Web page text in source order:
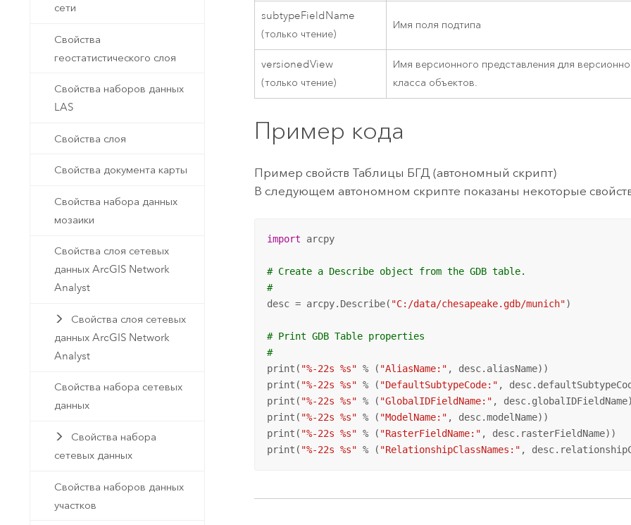
сети
Свойства
геостатистического слоя
Свойства наборов данных
LAS
Свойства слоя
Свойства документа карты
Свойства набора данных
мозаики
Свойства слоя сетевых
данных ArcGIS Network
Analyst
Свойства слоя сетевых
данных ArcGIS Network
Analyst
Свойства набора сетевых
данных
Свойства набора
сетевых данных
Свойства наборов данных
участков
subtypeFieldName
(только чтение)
Имя поля подтипа
versionedView
(только чтение)
Имя версионного представления для
класса объектов.
Пример кода
Пример свойств Таблицы БГД (автономный скрипт)
В следующем автономном скрипте показаны некоторые
import arcpy
# Create a Describe object from the GDB table.
#
desc = arcpy.Describe( "C:/data/chesapeake.gdb/munich")
# Print GDB Table properties
#
print( "%-22s %s" % ( "AliasName:" , desc.aliasName))
print( "%-22s %s" % ( "DefaultSubtypeCode:" ,
print( "%-22s %s" % ( "GlobalIDFieldName:" ,
print( "%-22s %s" % ( "ModelName:" , desc.modelName))
print( "%-22s %s" % ( "RasterFieldName:" , desc.rasterFieldName))
print( "%-22s %s" % ( "RelationshipClassNames:" ,